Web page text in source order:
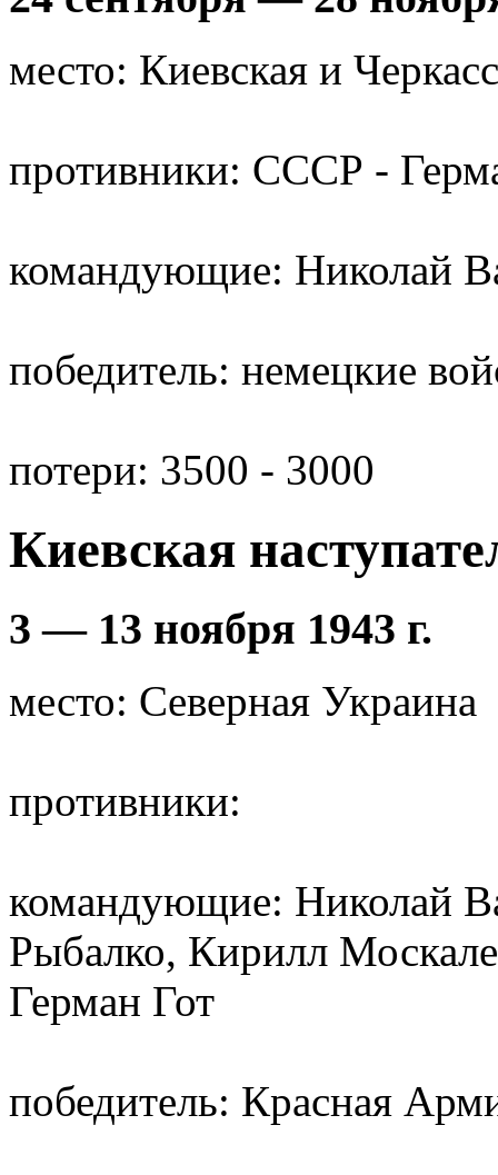
место: Киевская и
противники: СССР -
командующие: Николай
победитель: немецкие
потери: 3500 - 3000
Киевская
3 — 13 ноября 1943 г.
место: Северная Украина
противники:
командующие: Николай
Рыбалко, Кирилл
Герман Гот
победитель: Красная